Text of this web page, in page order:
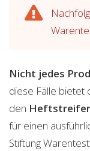
Nicht jedes
diese Fälle bietet
den
für einen
Stiftung